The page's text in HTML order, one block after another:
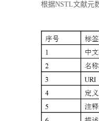
根据NSTL文献元